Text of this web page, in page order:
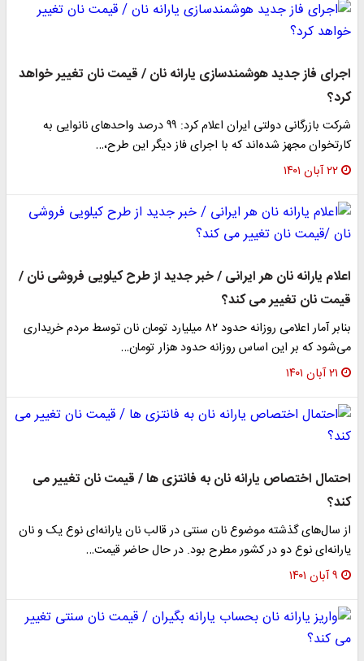
اجرای فاز جدید هوشمندسازی یارانه نان / قیمت نان تغییر خواهد
کرد؟
شرکت بازرگانی دولتی ایران اعلام کرد: ۹۹ درصد واحد‌های نانوایی به
کارتخوان مجهز شده‌اند که با اجرای فاز دیگر این طرح،…
۲۲ آبان ۱۴۰۱
اعلام یارانه نان هر ایرانی / خبر جدید از طرح کیلویی فروشی نان /
قیمت نان تغییر می کند؟
بنابر آمار اعلامی روزانه حدود ۸۲ میلیارد تومان نان توسط مردم خریداری
می‌شود که بر این اساس روزانه حدود هزار تومان…
۲۱ آبان ۱۴۰۱
احتمال اختصاص یارانه‌ نان به فانتزی ها / قیمت نان تغییر می
کند؟
از سال‌های گذشته موضوع نان سنتی در قالب نان یارانه‌ای نوع یک و نان
یارانه‌ای نوع دو در کشور مطرح بود. در حال حاضر قیمت…
۹ آبان ۱۴۰۱